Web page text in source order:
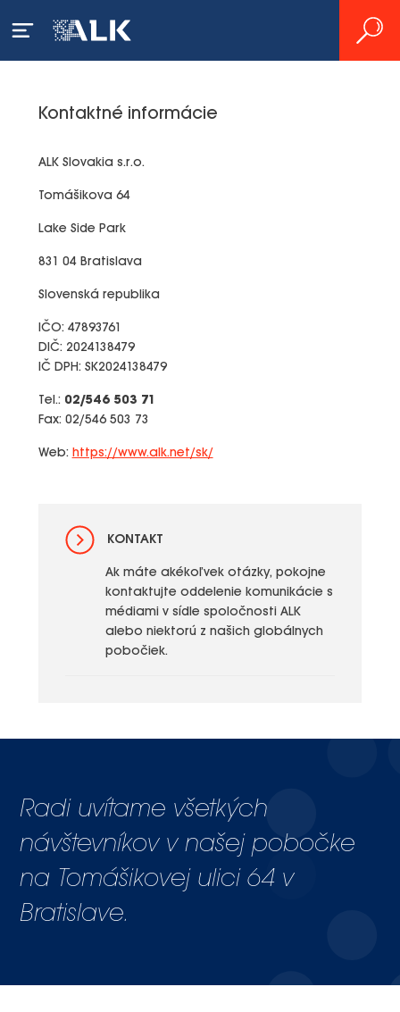
Kontaktné informácie
ALK Slovakia s.r.o.
Tomášikova 64
Lake Side Park
831 04 Bratislava
Slovenská republika
IČO: 47893761
DIČ: 2024138479
IČ DPH: SK2024138479
Tel.: 02/546 503 71
Fax: 02/546 503 73
Web: https://www.alk.net/sk/
KONTAKT
Ak máte akékoľvek otázky, pokojne
kontaktujte oddelenie komunikácie s
médiami v sídle spoločnosti ALK
alebo niektorú z našich globálnych
pobočiek.
Radi uvítame všetkých
návštevníkov v našej pobočke
na Tomášikovej ulici 64 v
Bratislave.